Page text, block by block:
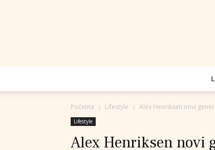
Početna Lifestyle Alex Henriksen novi
Lifestyle
Alex Henriksen novi